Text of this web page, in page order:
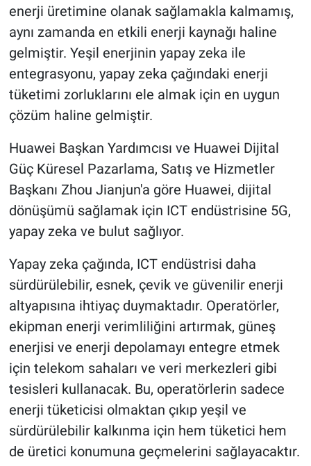
enerji üretimine olanak sağlamakla kalmamış,
aynı zamanda en etkili enerji kaynağı haline
gelmiştir. Yeşil enerjinin yapay zeka ile
entegrasyonu, yapay zeka çağındaki enerji
tüketimi zorluklarını ele almak için en uygun
çözüm haline gelmiştir.
Huawei Başkan Yardımcısı ve Huawei Dijital
Güç Küresel Pazarlama, Satış ve Hizmetler
Başkanı Zhou Jianjun'a göre Huawei, dijital
dönüşümü sağlamak için ICT endüstrisine 5G,
yapay zeka ve bulut sağlıyor.
Yapay zeka çağında, ICT endüstrisi daha
sürdürülebilir, esnek, çevik ve güvenilir enerji
altyapısına ihtiyaç duymaktadır. Operatörler,
ekipman enerji verimliliğini artırmak, güneş
enerjisi ve enerji depolamayı entegre etmek
için telekom sahaları ve veri merkezleri gibi
tesisleri kullanacak. Bu, operatörlerin sadece
enerji tüketicisi olmaktan çıkıp yeşil ve
sürdürülebilir kalkınma için hem tüketici hem
de üretici konumuna geçmelerini sağlayacaktır.